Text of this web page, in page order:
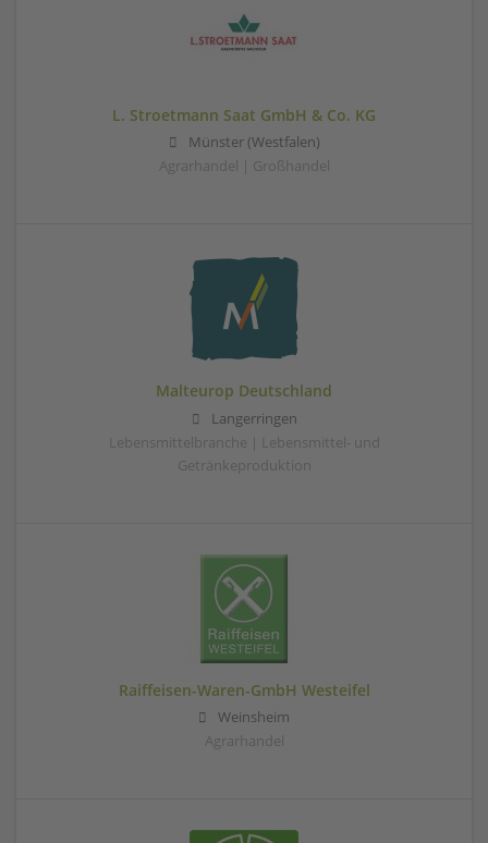
L. Stroetmann Saat GmbH & Co. KG
Münster (Westfalen)
Agrarhandel | Großhandel
Malteurop Deutschland
Langerringen
Lebensmittelbranche | Lebensmittel- und
Getränkeproduktion
Raiffeisen-Waren-GmbH Westeifel
Weinsheim
Agrarhandel